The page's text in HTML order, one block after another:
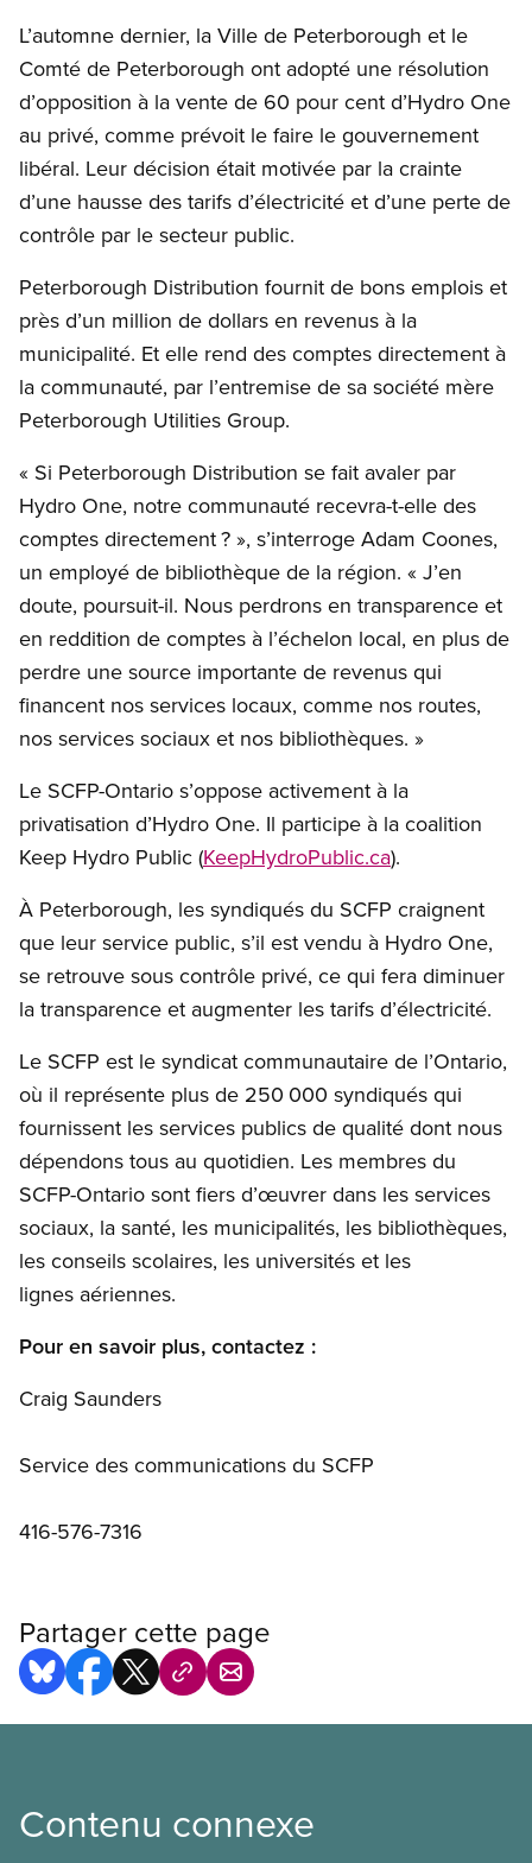
L’automne dernier, la Ville de Peterborough et le
Comté de Peterborough ont adopté une résolution
d’opposition à la vente de 60 pour cent d’Hydro One
au privé, comme prévoit le faire le gouvernement
libéral. Leur décision était motivée par la crainte
d’une hausse des tarifs d’électricité et d’une perte de
contrôle par le secteur public.
Peterborough Distribution fournit de bons emplois et
près d’un million de dollars en revenus à la
municipalité. Et elle rend des comptes directement à
la communauté, par l’entremise de sa société mère
Peterborough Utilities Group.
« Si Peterborough Distribution se fait avaler par
Hydro One, notre communauté recevra-t-elle des
comptes directement ? », s’interroge Adam Coones,
un employé de bibliothèque de la région. « J’en
doute, poursuit-il. Nous perdrons en transparence et
en reddition de comptes à l’échelon local, en plus de
perdre une source importante de revenus qui
financent nos services locaux, comme nos routes,
nos services sociaux et nos bibliothèques. »
Le SCFP-Ontario s’oppose activement à la
privatisation d’Hydro One. Il participe à la coalition
Keep Hydro Public (KeepHydroPublic.ca).
À Peterborough, les syndiqués du SCFP craignent
que leur service public, s’il est vendu à Hydro One,
se retrouve sous contrôle privé, ce qui fera diminuer
la transparence et augmenter les tarifs d’électricité.
Le SCFP est le syndicat communautaire de l’Ontario,
où il représente plus de 250 000 syndiqués qui
fournissent les services publics de qualité dont nous
dépendons tous au quotidien. Les membres du
SCFP-Ontario sont fiers d’œuvrer dans les services
sociaux, la santé, les municipalités, les bibliothèques,
les conseils scolaires, les universités et les
lignes aériennes.
Pour en savoir plus, contactez :
Craig Saunders
Service des communications du SCFP
416-576-7316
Partager cette page
Contenu connexe